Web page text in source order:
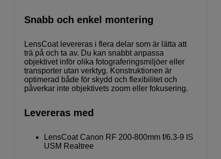
Snabb och enkel montering
LensCoat levereras i flera delar som är lätta att
trä på och ta av. Du kan snabbt anpassa
objektivet inför olika fotograferingsmiljöer eller
transporter utan verktyg. Konstruktionen är
optimerad både för skydd och flexibilitet och
påverkar inte objektivets zoom eller fokusering.
Levereras med
LensCoat Canon RF 200-800mm f/6.3-9 IS
USM Realtree